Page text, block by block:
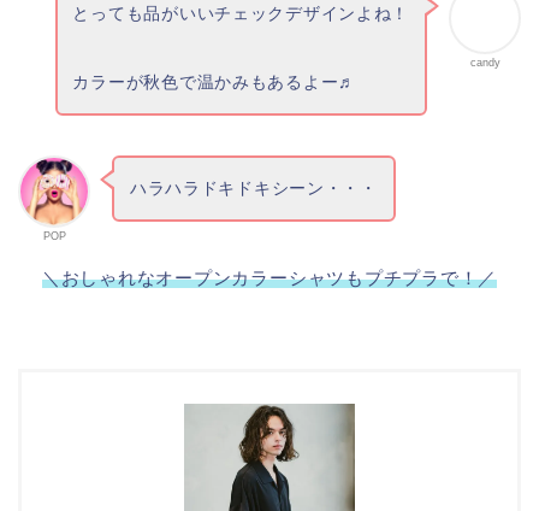
candy
とっても品がいいチェックデザインよね！
カラーが秋色で温かみもあるよー♬
POP
ハラハラドキドキシーン・・・
＼おしゃれなオープンカラーシャツもプチプラで！／